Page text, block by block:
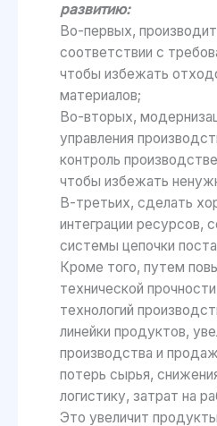
развитию:
Во-первых,
соответствии с
чтобы избежать
материалов;
Во-вторых,
управления
контроль
чтобы избежать
В-третьих, сделать
интеграции ресурсов,
системы цепочки
Кроме того, путем
технической
технологий
линейки продуктов,
производства и
потерь сырья,
логистику, затрат на
Это увеличит